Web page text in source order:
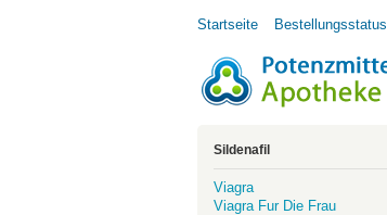
Startseite Bestellungsstatus
Sildenafil
Viagra
Viagra Fur Die Frau